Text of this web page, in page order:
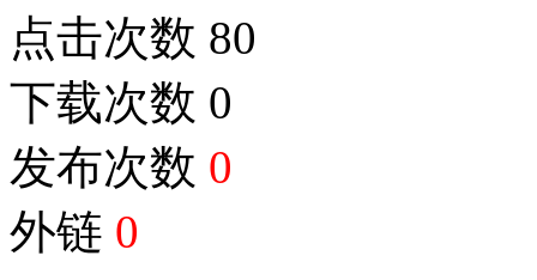
点击次数 80
下载次数 0
发布次数 0
外链 0